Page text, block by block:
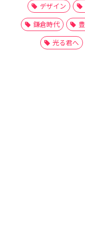
デザイン
鎌倉時代
光る君へ